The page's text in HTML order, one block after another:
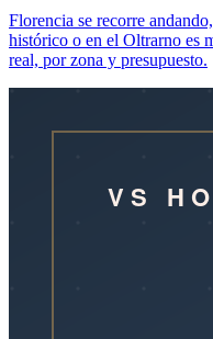
Florencia se recorre
histórico o en el Oltrarno es
real, por zona y presupuesto.